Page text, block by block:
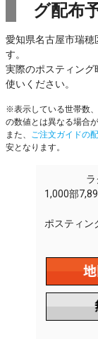
グ配布
愛知県名古屋市瑞
す。
実際のポスティング
使いください。
※表示している世帯数
の数値とは異なる場合が
また、 ご注文ガイドの
安となります。
1,000部
ポスティン